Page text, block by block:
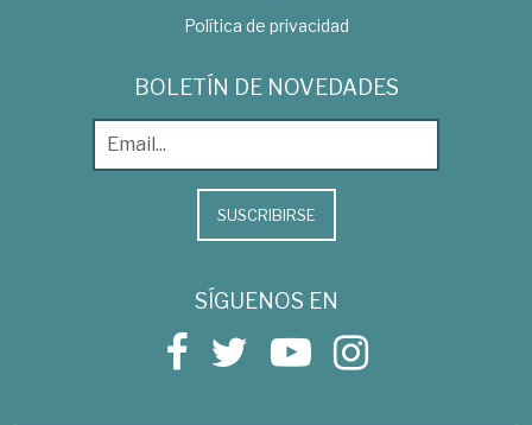
Política de privacidad
BOLETÍN DE NOVEDADES
SUSCRIBIRSE
SÍGUENOS EN